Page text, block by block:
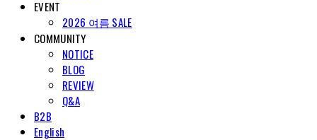
EVENT
2026 여름 SALE
COMMUNITY
NOTICE
BLOG
REVIEW
Q&A
B2B
English